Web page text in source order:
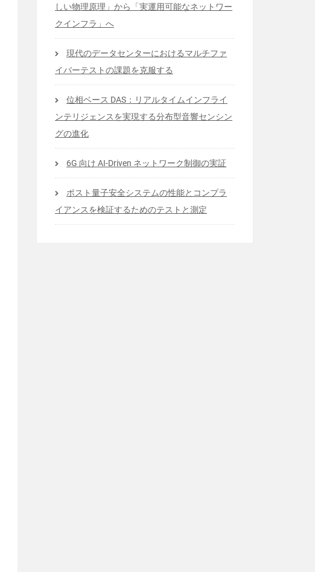
しい物理原理」から「実運用可能なネットワー
クインフラ」へ
現代のデータセンターにおけるマルチファ
イバーテストの課題を克服する
位相ベース DAS：リアルタイムインフライ
ンテリジェンスを実現する分布型音響センシン
グの進化
6G 向け AI-Driven ネットワーク制御の実証
ポスト量子安全システムの性能とコンプラ
イアンスを検証するためのテストと測定